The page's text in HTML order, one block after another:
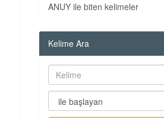
ANUY ile biten kelimeler
Kelime Ara